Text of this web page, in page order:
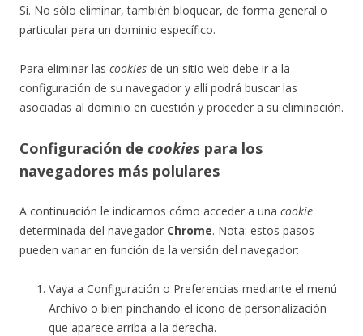
Sí. No sólo eliminar, también bloquear, de forma general o
particular para un dominio específico.
Para eliminar las cookies de un sitio web debe ir a la
configuración de su navegador y allí podrá buscar las
asociadas al dominio en cuestión y proceder a su eliminación.
Configuración de cookies para los
navegadores más polulares
A continuación le indicamos cómo acceder a una cookie
determinada del navegador Chrome. Nota: estos pasos
pueden variar en función de la versión del navegador:
Vaya a Configuración o Preferencias mediante el menú
Archivo o bien pinchando el icono de personalización
que aparece arriba a la derecha.